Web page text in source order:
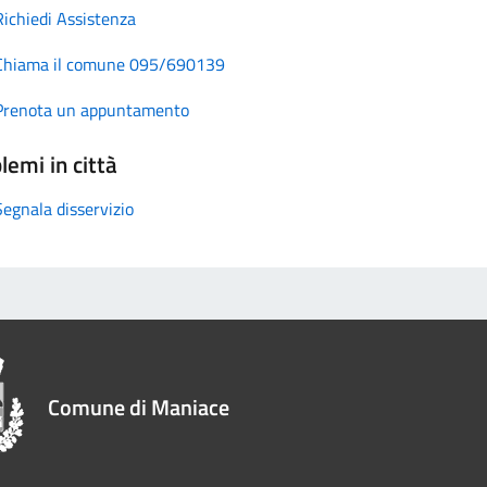
Assistenza
il comune 095/690139
un appuntamento
in città
disservizio
Comune di Maniace